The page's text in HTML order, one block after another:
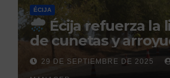
ÉCIJA
Écija refuerza la
de cunetas y
la llegada de las
otoñales
29 DE SEPTIEMBRE DE 2025